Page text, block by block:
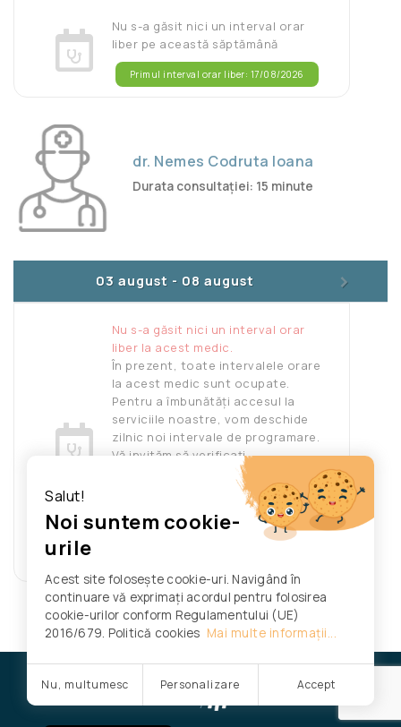
Nu s-a găsit nici un interval orar
liber pe această săptămână
Primul interval orar liber: 17/08/2026
dr. Nemes Codruta Ioana
Durata consultației: 15 minute
03 august - 08 august >
Nu s-a găsit nici un interval orar
liber la acest medic.
În prezent, toate intervalele orare
la acest medic sunt ocupate.
Pentru a îmbunătăți accesul la
serviciile noastre, vom deschide
zilnic noi intervale de programare.
Vă invităm să verificați
disponibilitatea în fiecare zi
pentru a găsi un interval orar liber
care să vi se potrivească.
Vă mulțumim pentru înțelegere și
vă stăm la dispoziție pentru orice
© Spitalul Judeţean de Urgență Satu Mare.
Salut!
Noi suntem cookie-
urile
Acest site folosește cookie-uri. Navigând în
continuare vă exprimați acordul pentru folosirea
cookie-urilor conform Regulamentului (UE)
2016/679. Politică cookies Mai multe informații...
Nu, multumesc Personalizare Accept